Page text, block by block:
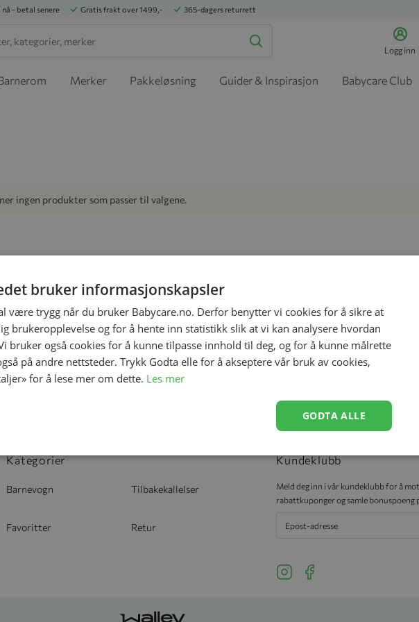
nå - betal senere Gratis frakt over 1499,- 365-dagers returrett
Logg inn
Merker Pakkeløsning Guider & Inspirasjon Babycare Club
ingen produkter som passer til valgene.
Vi hjelper deg!
Trygghet i de
viktigste valgene
Kategorier
Barnevogn Tilbakekallelser
Favoritter Retur
Kundeklubb
Meld deg inn i vår kundeklubb for å
rabattkuponger og samle bonuspoeng
See our Instagram
See our Facebook
bruker informasjonskapsler
være trygg når du bruker Babycare.no. Derfor benytter vi cookies for å sikre at
brukeropplevelse og for å hente inn statistikk slik at vi kan analysere hvordan
bruker også cookies for å kunne tilpasse innhold til deg, og for å kunne målrette
på andre nettsteder. Trykk Godta elle for å akseptere vår bruk av cookies,
for å lese mer om dette. Les mer
GODTA ALLE